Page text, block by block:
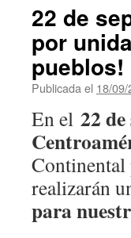
22 de
por
pueblos!
Publicada el 18/
En el 22
realizarán
para